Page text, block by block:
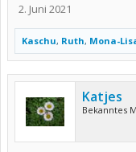
2. Juni 2021
Kaschu, Ruth, Mona-
Katjes
Bekanntes